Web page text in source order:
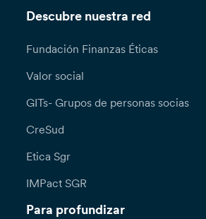
Descubre nuestra red
Fundación Finanzas Éticas
Valor social
GITs- Grupos de personas socias
CreSud
Etica Sgr
IMPact SGR
Para profundizar